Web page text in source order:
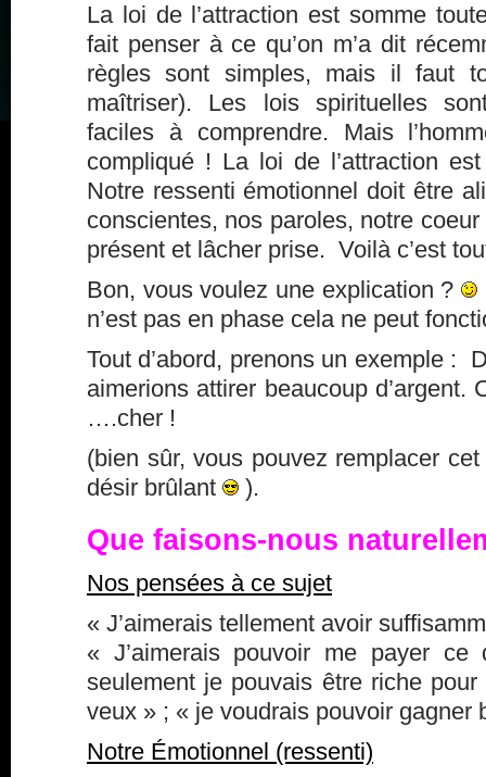
La loi de l’attraction est somme
fait penser à ce qu’on m’a dit
règles sont simples, mais il faut
maîtriser). Les lois spirituelles
faciles à comprendre. Mais
compliqué ! La loi de l’attraction
Notre ressenti émotionnel doit être
conscientes, nos paroles, notre
présent et lâcher prise. Voilà c’est
Bon, vous voulez une explication ?
n’est pas en phase cela ne peut
Tout d’abord, prenons un exemple :
aimerions attirer beaucoup d’argent.
….cher !
(bien sûr, vous pouvez remplacer
désir brûlant
).
Que faisons-nous
Nos pensées à ce sujet
« J’aimerais tellement avoir
« J’aimerais pouvoir me payer
seulement je pouvais être riche
veux » ; « je voudrais pouvoir gagner
Notre Émotionnel (ressenti)